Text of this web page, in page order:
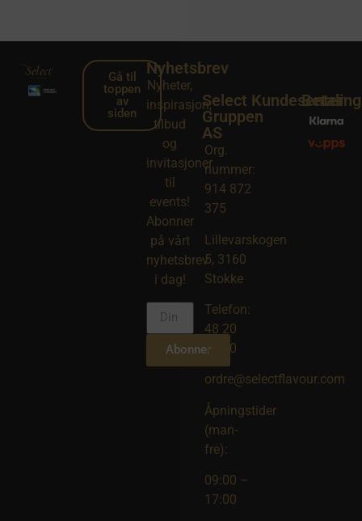
Gå til
toppen
av
siden
Nyhetsbrev
Nyheter,
inspirasjon,
tilbud
og
invitasjoner
til
events!
Abonner
på vårt
nyhetsbrev
i dag!
Abonner
Select
Gruppen
AS
Org.
nummer:
914 872
375
Lillevarskogen
5, 3160
Stokke
Telefon:
48 20
10 00
ordre@selectflavour.com
Åpningstider
(man-
fre):
09:00 –
17:00
Kundesenter